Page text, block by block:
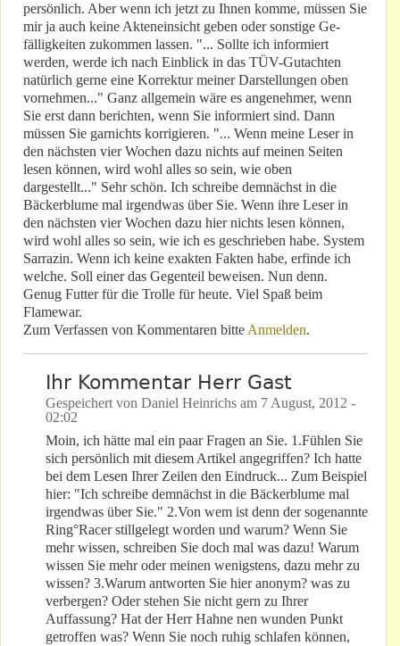
persönlich. Aber wenn ich jetzt zu Ihnen komme, müssen Sie
mir ja auch keine Akteneinsicht geben oder sonstige Ge-
fälligkeiten zukommen lassen. "... Sollte ich informiert
werden, werde ich nach Einblick in das TÜV-Gutachten
natürlich gerne eine Korrektur meiner Darstellungen oben
vornehmen..." Ganz allgemein wäre es angenehmer, wenn
Sie erst dann berichten, wenn Sie informiert sind. Dann
müssen Sie garnichts korrigieren. "... Wenn meine Leser in
den nächsten vier Wochen dazu nichts auf meinen Seiten
lesen können, wird wohl alles so sein, wie oben
dargestellt..." Sehr schön. Ich schreibe demnächst in die
Bäckerblume mal irgendwas über Sie. Wenn ihre Leser in
den nächsten vier Wochen dazu hier nichts lesen können,
wird wohl alles so sein, wie ich es geschrieben habe. System
Sarrazin. Wenn ich keine exakten Fakten habe, erfinde ich
welche. Soll einer das Gegenteil beweisen. Nun denn.
Genug Futter für die Trolle für heute. Viel Spaß beim
Flamewar.
Zum Verfassen von Kommentaren bitte Anmelden.
Ihr Kommentar Herr Gast
Gespeichert von Daniel Heinrichs am 7 August, 2012 -
02:02
Moin, ich hätte mal ein paar Fragen an Sie. 1.Fühlen Sie
sich persönlich mit diesem Artikel angegriffen? Ich hatte
bei dem Lesen Ihrer Zeilen den Eindruck... Zum Beispiel
hier: "Ich schreibe demnächst in die Bäckerblume mal
irgendwas über Sie." 2.Von wem ist denn der sogenannte
Ring°Racer stillgelegt worden und warum? Wenn Sie
mehr wissen, schreiben Sie doch mal was dazu! Warum
wissen Sie mehr oder meinen wenigstens, dazu mehr zu
wissen? 3.Warum antworten Sie hier anonym? was zu
verbergen? Oder stehen Sie nicht gern zu Ihrer
Auffassung? Hat der Herr Hahne nen wunden Punkt
getroffen was? Wenn Sie noch ruhig schlafen können,